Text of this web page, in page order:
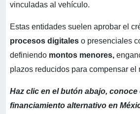
vinculadas al vehículo.
Estas entidades suelen aprobar el
procesos digitales o presenciales
definiendo montos menores,
plazos reducidos para compensar el
Haz clic en el butón abajo,
financiamiento alternativo en